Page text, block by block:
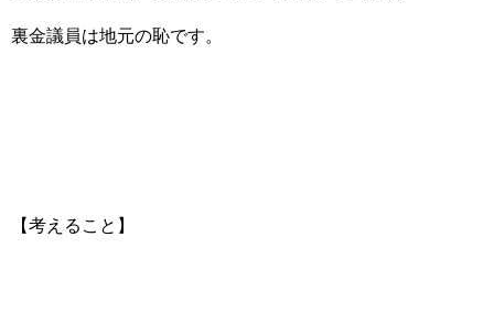
裏金議員は地元の恥です。
【考えること】